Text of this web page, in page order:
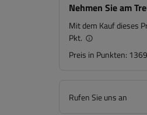
Nehmen Sie am
Mit dem Kauf dieses
Pkt.
Preis in Punkten:
Rufen Sie uns an